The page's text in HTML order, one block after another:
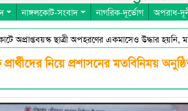
নাঙ্গলকোট-সংবাদ নাগরিক-দূর্ভোগ অপরাধ-
ছাত্রী অপহরণের একমাসেও উদ্ধার হয়নি,
এন্ড রেসিলিয়েন্স ইন বাংলাদেশ (পার্টনার) এর
নিয়ে প্রশাসনের মতবিনিময়